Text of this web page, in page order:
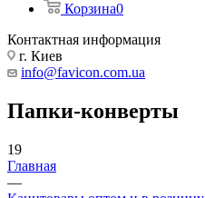
Корзина0
Контактная информация
г. Киев
info@favicon.com.ua
Папки-конверты
19
Главная
—